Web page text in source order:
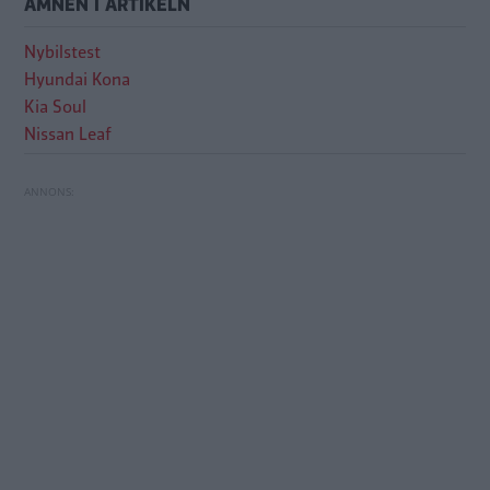
ÄMNEN I ARTIKELN
Nybilstest
Hyundai Kona
Kia Soul
Nissan Leaf